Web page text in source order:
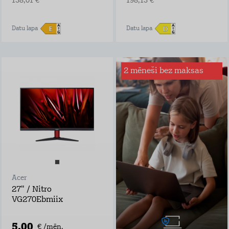
Datu lapa Datu lapa
Acer
27" / Nitro
VG270Ebmiix
5,00 € /mēn.
2 mēneši bez maksas
Interneta drošība
mājai
Sērfo internetā droši
– mēs būsim tava
digitālā glābšanas
veste!
Ar Interneta Drošību
būsi pasargāts no:
inficētām vietnēm
viltus veikaliem,
bankām un
personām, kuras
vēlas iegūt tavus
bankas datus
programmām, kas
mēģina iekļaut